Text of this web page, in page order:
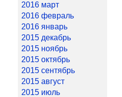
2016 март
2016 февраль
2016 январь
2015 декабрь
2015 ноябрь
2015 октябрь
2015 сентябрь
2015 август
2015 июль